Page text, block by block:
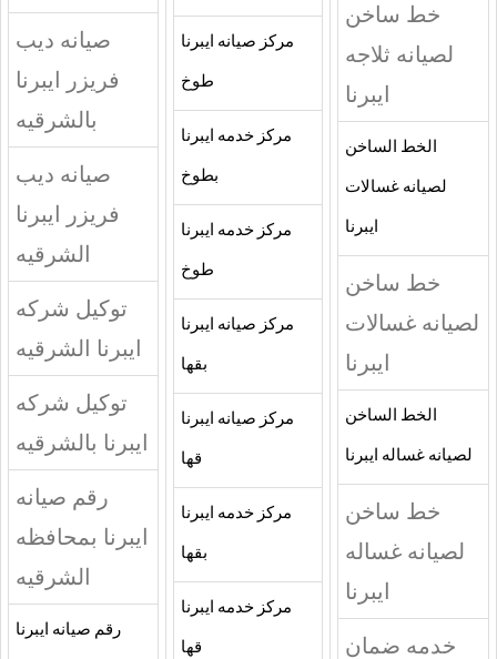
خط ساخن
لصيانه ثلاجه
ايبرنا
الخط الساخن
لصيانه غسالات
ايبرنا
خط ساخن
لصيانه غسالات
ايبرنا
الخط الساخن
لصيانه غساله ايبرنا
خط ساخن
لصيانه غساله
ايبرنا
خدمه ضمان
مركز صيانه ايبرنا
طوخ
مركز خدمه ايبرنا
بطوخ
مركز خدمه ايبرنا
طوخ
مركز صيانه ايبرنا
بقها
مركز صيانه ايبرنا
قها
مركز خدمه ايبرنا
بقها
مركز خدمه ايبرنا
قها
صيانه ديب
فريزر ايبرنا
بالشرقيه
صيانه ديب
فريزر ايبرنا
الشرقيه
توكيل شركه
ايبرنا الشرقيه
توكيل شركه
ايبرنا بالشرقيه
رقم صيانه
ايبرنا بمحافظه
الشرقيه
رقم صيانه ايبرنا